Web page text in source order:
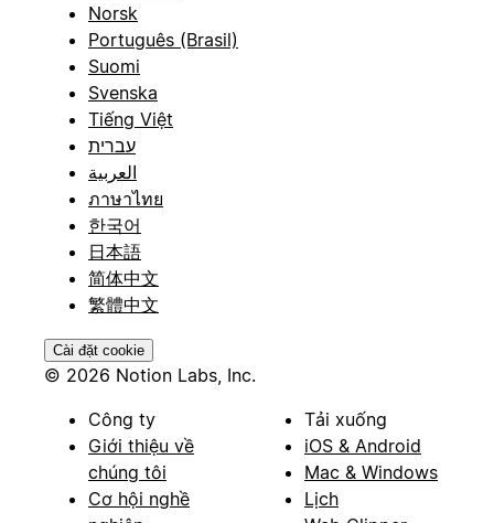
Norsk
Português (Brasil)
Suomi
Svenska
Tiếng Việt
עברית
العربية
ภาษาไทย
한국어
日本語
简体中文
繁體中文
Cài đặt cookie
© 2026 Notion Labs, Inc.
Công ty
Giới thiệu về
chúng tôi
Cơ hội nghề
Tải xuống
iOS & Android
Mac & Windows
Lịch